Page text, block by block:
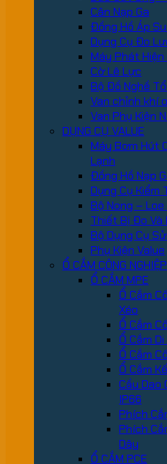
Cân Nạp Ga
Đồng Hồ Áp
Dụng Cụ Đo
Máy Phát Hiện
Cờ Lê Lực
Bộ Đồ Nghề
Van chỉnh khí
Van Phụ Kiện
DỤNG CỤ VALUE
Máy Bơm Hút
Lạnh
Đồng Hồ Nạp
Dụng Cụ Kiểm
Bộ Nong –
Thiết Bị Đo Và
Bộ Dụng Cụ
Phụ Kiện Value
Ổ CẮM CÔNG NGHIỆP
Ổ CẮM MPE
Ổ Cắm
Xéo
Ổ Cắm
Ổ Cắm
Ổ Cắm
Ổ Cắm
Cầu Dao
IP66
Phích
Phích
Dây
Ổ CẮM PCE